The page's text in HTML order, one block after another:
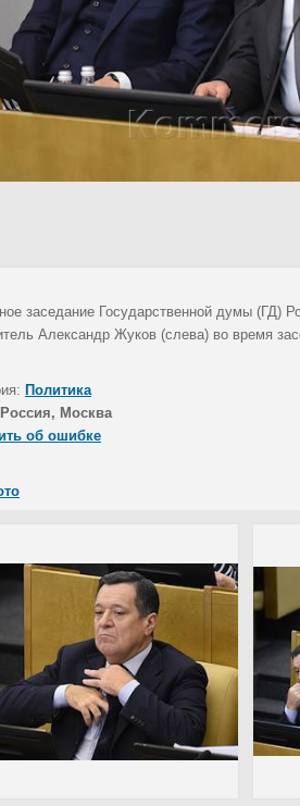
заседание Государственной думы (ГД)
Александр Жуков (слева) во время
Политика
Россия, Москва
об ошибке